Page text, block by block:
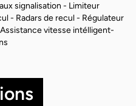
signalisation - Limiteur
- Radars de recul - Régulateur
vitesse intélligent-